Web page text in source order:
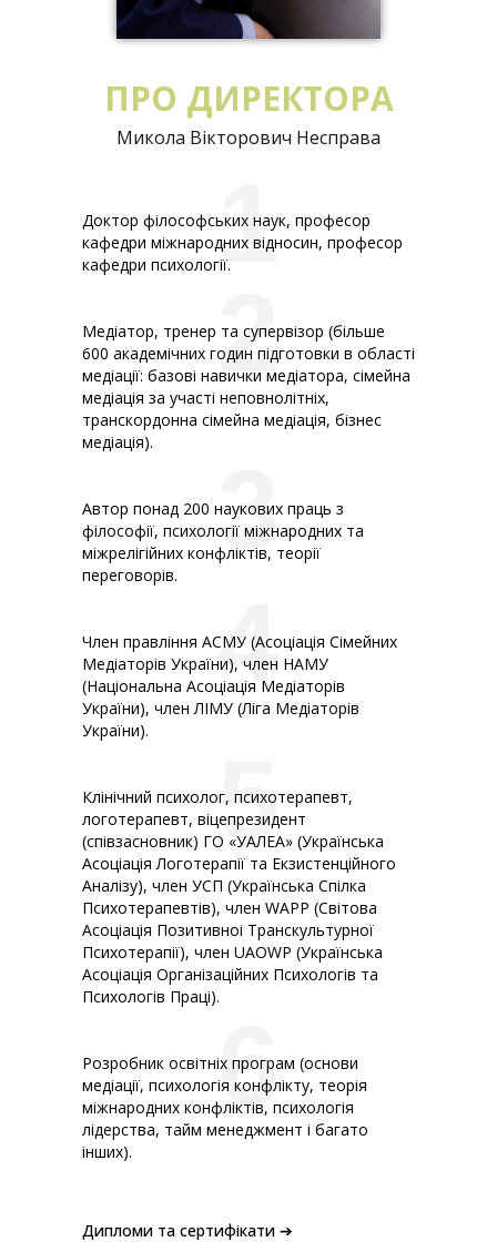
6
5
4
3
2
1
Доктор філософських наук, професор
кафедри міжнародних відносин, професор
кафедри психології.
Медіатор, тренер та супервізор (більше
600 академічних годин підготовки в області
медіації: базові навички медіатора, сімейна
медіація за участі неповнолітніх,
транскордонна сімейна медіація, бізнес
медіація).
Дипломи та сертифікати ➔
Автор понад 200 наукових праць з
філософії, психології міжнародних та
міжрелігійних конфліктів, теорії
переговорів.
ПРО ДИРЕКТОРА
Микола Вікторович Несправа
Член правління АСМУ (Асоціація Сімейних
Медіаторів України), член НАМУ
(Національна Асоціація Медіаторів
України), член ЛІМУ (Ліга Медіаторів
України).
Клінічний психолог, психотерапевт,
логотерапевт, віцепрезидент
(співзасновник) ГО «УАЛЕА» (Українська
Асоціація Логотерапії та Екзистенційного
Аналізу), член УСП (Українська Спілка
Психотерапевтів), член WАРР (Світова
Асоціація Позитивноі Транскультурної
Психотерапії), член UAOWP (Українська
Асоціація Організаційних Психологів та
Психологів Праці).
Розробник освітніх програм (основи
медіації, психологія конфлікту, теорія
міжнародних конфліктів, психологія
лідерства, тайм менеджмент і багато
інших).